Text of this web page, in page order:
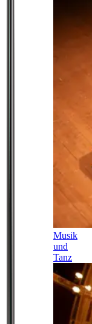
Musik
und
Tanz